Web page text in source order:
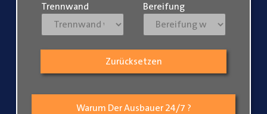
Warum Der Ausbauer 24/7 ?
Trennwand Bereifung
Zurücksetzen